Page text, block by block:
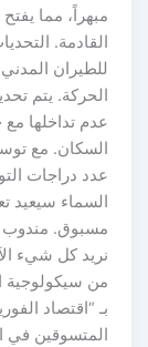
مبهراً، مما
القادمة.
للطيران
الحركة. يتم
عدم تداخلها
السكان. مع
عدد دراجات
السماء سيعيد
نريد كل شيء
من سيكولوجية
المتسوقين في